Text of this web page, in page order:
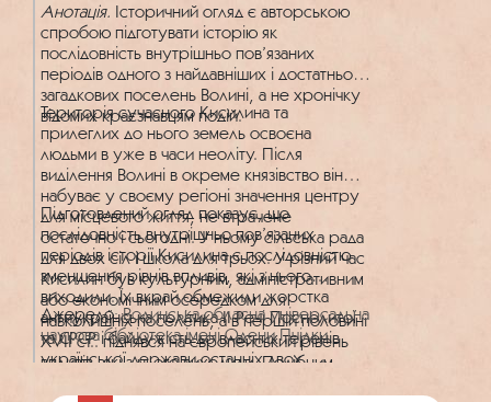
Анотація. Історичний огляд є авторською
спробою підготувати історію як
послідовність внутрішньо пов’язаних
періодів одного з найдавніших і достатньо
загадкових поселень Волині, а не хронічку
відомих краєзнавцям подій.
Територія сучасного Кисилина та
прилеглих до нього земель освоєна
людьми в уже в часи неоліту. Після
виділення Волині в окреме князівство він
набуває у своєму регіоні значення центру
для місцевого життя, не втрачене
остаточно і сьогодні. У ньому сільська рада
для двох сіл і школа для трьох. У різний час
Кисилин був культурним, адміністративним
або економічним осередком для
навколишніх поселень, а в першій половині
XVII ст.. піднявся на європейський рівень
впливів, які з нього виходили. Подібним
Підготовлений огляд показує, що
послідовність внутрішньо пов’язаних
періодів історії Кисилина є послідовністю
зменшення рівнів впливів, які з нього
виходили. Їх вкрай обмежили жорстка
антиукраїнська політика II Речі Посполитої
та СРСР і байдужість до власних теренів
української держави останніх двох
Джерело:Волинська обласна універсальна
наукова бібліотека імені Олени Пчілки